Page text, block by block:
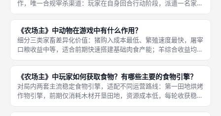
作，唯一合规宰杀渠道：玩家在自身回合行动阶段，派遣一名家庭
成员占领公共版图专属屠宰行动格，选择自家畜栏内任意数量家畜
一次性宰杀，当场兑换对应食物存入库存，其余所有阶段均禁止屠
宰家畜，
《农场主》中动物在游戏中有什么作用？
细分三类家畜差异化价值：猪购入成本最低、繁殖速度最快，屠宰
口粮收益中等，适合前期快速搭建基础肉食产能；羊综合收益均
衡，终局分值、屠宰口粮介于猪牛之间；牛购入成本最高、单次屠
宰兑换食物最多，终局分项高分阈值高，适合后期冲分。《农场
主》基础本体
《农场主》中玩家如何获取食物？有哪些主要的食物引擎？
对局内两套主流稳定食物引擎，适配不同运营路线：第一田地烘烤
作物引擎，前期仅消耗木材开垦田地，资源成本低，每轮收获稳定
收割谷物，持续烘烤转化食物，适合双人低竞争对局，前期生存压
力极小，短板是终局田地分项分数上限偏低；第二畜牧肉食引擎，